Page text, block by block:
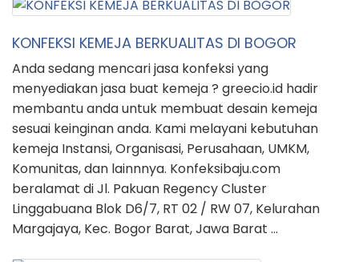
KONFEKSI KEMEJA BERKUALITAS DI BOGOR
Anda sedang mencari jasa konfeksi yang
menyediakan jasa buat kemeja ? greecio.id hadir
membantu anda untuk membuat desain kemeja
sesuai keinginan anda. Kami melayani kebutuhan
kemeja Instansi, Organisasi, Perusahaan, UMKM,
Komunitas, dan lainnnya. Konfeksibaju.com
beralamat di Jl. Pakuan Regency Cluster
Linggabuana Blok D6/7, RT 02 / RW 07, Kelurahan
Margajaya, Kec. Bogor Barat, Jawa Barat …